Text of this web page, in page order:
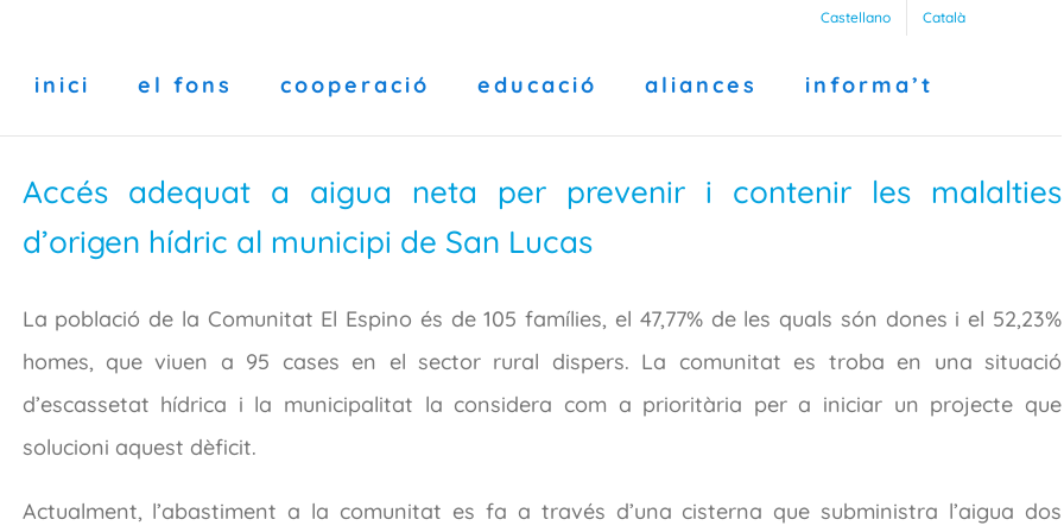
Castellano Català
inici el fons cooperació educació aliances informa’t
Accés adequat a aigua neta per prevenir i contenir les malalties
d’origen hídric al municipi de San Lucas
La població de la Comunitat El Espino és de 105 famílies, el 47,77% de les quals són dones i el 52,23%
homes, que viuen a 95 cases en el sector rural dispers. La comunitat es troba en una situació
d’escassetat hídrica i la municipalitat la considera com a prioritària per a iniciar un projecte que
solucioni aquest dèficit.
Actualment, l’abastiment a la comunitat es fa a través d’una cisterna que subministra l’aigua dos